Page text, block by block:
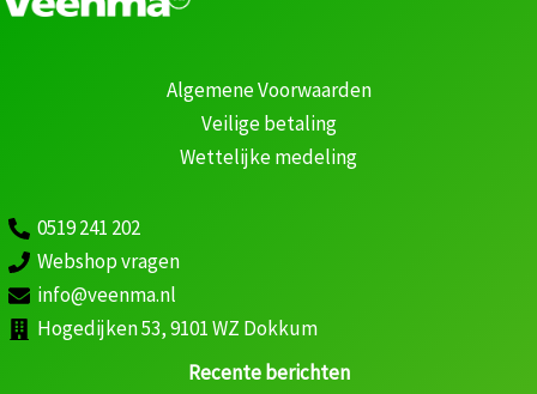
Algemene Voorwaarden
Veilige betaling
Wettelijke medeling
0519 241 202
Webshop vragen
info@veenma.nl
Hogedijken 53, 9101 WZ Dokkum
Recente berichten